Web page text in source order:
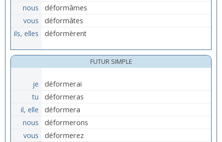
nous
déformâmes
vous
déformâtes
ils, elles
déformèrent
FUTUR SIMPLE
je
déformerai
tu
déformeras
il, elle
déformera
nous
déformerons
vous
déformerez